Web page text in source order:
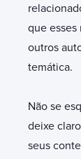
que esses
outros
temática.
Não se
deixe
seus